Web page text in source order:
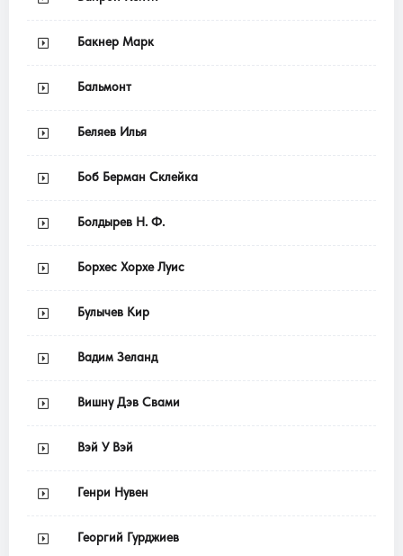
Бакнер Марк
Бальмонт
Беляев Илья
Боб Берман Склейка
Болдырев Н. Ф.
Борхес Хорхе Луис
Булычев Кир
Вадим Зеланд
Вишну Дэв Свами
Вэй У Вэй
Генри Нувен
Георгий Гурджиев